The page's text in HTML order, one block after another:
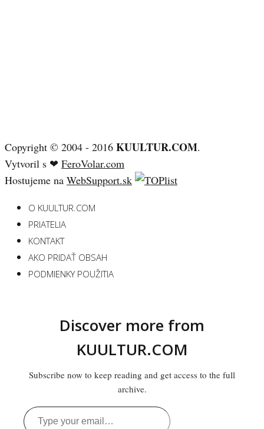
Copyright © 2004 - 2016 KUULTUR.COM.
Vytvoril s ❤ FeroVolar.com
Hostujeme na WebSupport.sk
O KUULTUR.COM
PRIATELIA
KONTAKT
AKO PRIDAŤ OBSAH
PODMIENKY POUŽITIA
Discover more from
KUULTUR.COM
Subscribe now to keep reading and get access to the full
archive.
Type